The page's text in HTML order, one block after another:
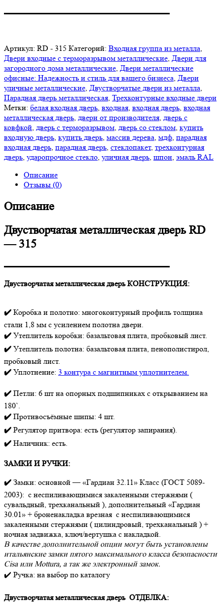
▬▬▬▬▬▬▬▬▬▬▬▬▬▬▬▬▬▬▬▬▬
Артикул: RD - 315 Категорий: Входная группа из металла,
Двери входные с терморазрывом металлические, Двери для
загородного дома металлические, Двери металлические
офисные: Надежность и стиль для вашего бизнеса, Двери
уличные металлические, Двустворчатые двери из металла,
Парадная дверь металлическая, Трехконтурные входные двери
Метки: белая входная дверь, входная, входная дверь, входная
металлическая дверь, двери от производителя, дверь с
ковфкой, дверь с терморазрывом, дверь со стеклом, купить
входную дверь, купить дверь, массив дерева, мдф, парадная
входная дверь, парадная дверь, стеклопакет, трехконтурная
дверь, ударопрочное стекло, уличная дверь, шпон, эмаль RAL
Описание
Отзывы (0)
Описание
Двустворчатая металлическая дверь RD
— 315
▬▬▬▬▬▬▬▬▬▬▬▬▬▬▬▬▬▬▬▬▬
Двустворчатая металлическая дверь КОНСТРУКЦИЯ:
✔️ Коробка и полотно: многоконтурный профиль толщина
стали 1,8 мм с усилением полотна двери.
✔️ Утеплитель коробки: базальтовая плита, пробковый лист.
✔️ Утеплитель полотна: базальтовая плита, пенополистирол,
пробковый лист.
✔️ Уплотнение: 3 контура с магнитным уплотнителем.
✔️ Петли: 6 шт на опорных подшипниках с открыванием на
180`.
✔️ Противосъёмные шипы: 4 шт.
✔️ Регулятор притвора: есть (регулятор запирания).
✔️ Наличник: есть.
ЗАМКИ И РУЧКИ:
✔️ Замки: основной — «Гардиан 32.11» Класс (ГОСТ 5089-
2003): с неспиливающимися закаленными стержнями (
сувальдный, трехканальный ), дополнительный «Гардиан
30.01» + броненакладка врезная с неспиливающимися
закаленными стержнями ( цилиндровый, трехканальный ) +
ночная задвижка, ключ/вертушка с накладкой.
В качестве дополнительной опции могут быть установлены
итальянские замки пятого максимального класса безопасности
Cisa или Mottura, а так же электронный замок.
✔️ Ручка: на выбор по каталогу
Двустворчатая металлическая дверь ОТДЕЛКА: